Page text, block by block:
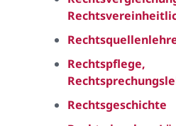
Rechtspflege,
Rechtsgeschichte